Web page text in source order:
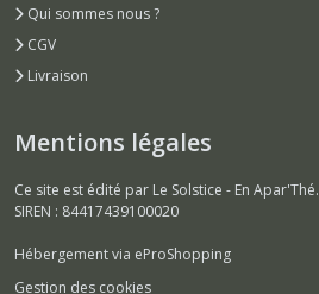
Qui sommes nous ?
CGV
Livraison
Mentions légales
Ce site est édité par Le Solstice - En Apar'Thé.
SIREN : 84417439100020
Hébergement via eProShopping
Gestion des cookies